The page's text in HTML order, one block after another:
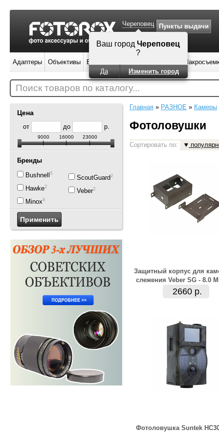
Цена
от до р.
9000 16000 23000
Бренды
Bushnell5
Hawke2
Minox6
ScoutGuard2
Veber2
Главная » РАЗНОЕ » Камеры
Фотоловушки
Сортировать по:
Защитный корпус для
слежения Veber SG - 8.0
2660 р.
Фотоловушка Suntek
Череповец
Ваш городЧереповец
Да Изменить город
Пункты выдачи
Адаптеры Объективы Вспышки
Поиск товаров по каталогу...